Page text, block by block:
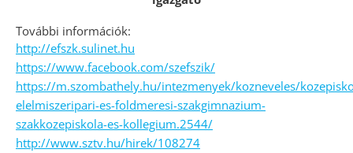
További információk:
http://efszk.sulinet.hu
https://www.facebook.com/szefszik/
https://m.szombathely.hu/intezmenyek/kozneveles/
elelmiszeripari-es-foldmeresi-szakgimnazium-
szakkozepiskola-es-kollegium.2544/
http://www.sztv.hu/hirek/108274